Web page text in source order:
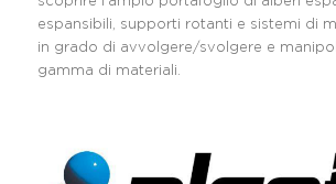
espansibili, supporti rotanti e sistemi di
in grado di avvolgere/svolgere e
gamma di materiali.